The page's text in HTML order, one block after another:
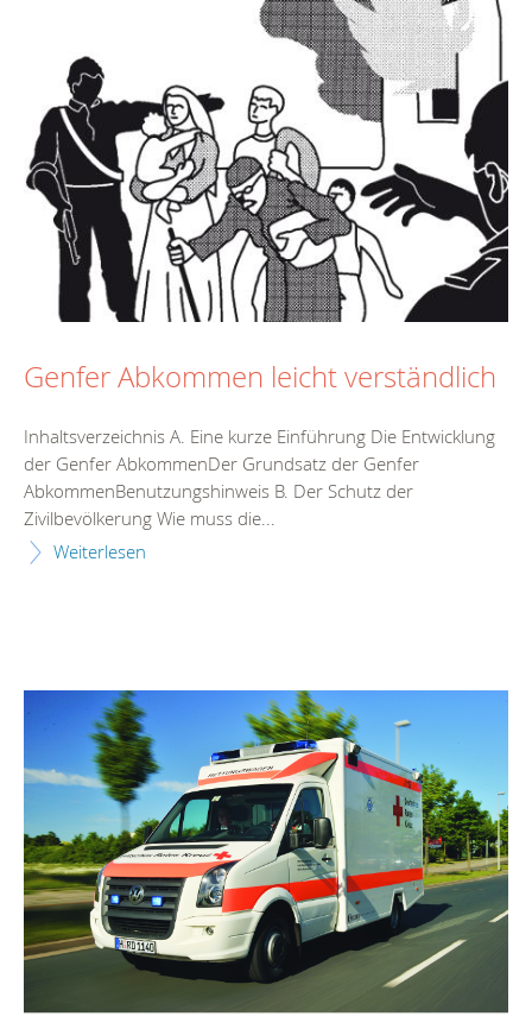
Genfer Abkommen leicht verständlich
Inhaltsverzeichnis A. Eine kurze Einführung Die Entwicklung
der Genfer AbkommenDer Grundsatz der Genfer
AbkommenBenutzungshinweis B. Der Schutz der
Zivilbevölkerung Wie muss die...
Weiterlesen